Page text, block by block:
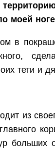
моей
в
тети и
из
больших